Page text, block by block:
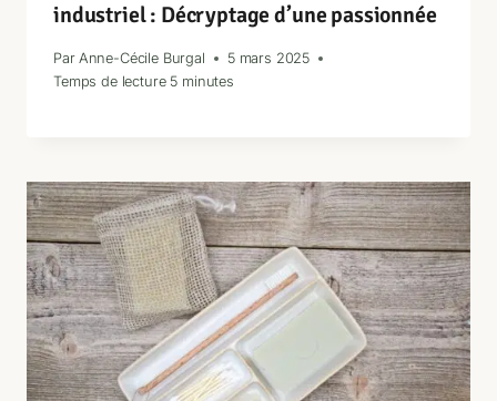
industriel : Décryptage d’une passionnée
Par Anne-Cécile Burgal
5 mars 2025
Temps de lecture5 minutes